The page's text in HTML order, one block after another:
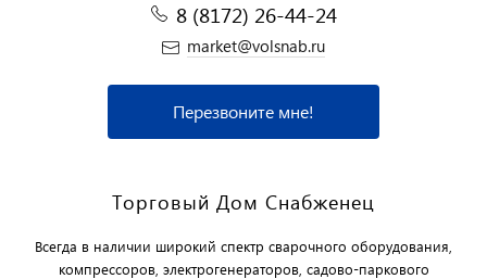
8 (8172) 26-44-24
market@volsnab.ru
Перезвоните мне!
Торговый Дом Снабженец
Всегда в наличии широкий спектр сварочного оборудования,
компрессоров, электрогенераторов, садово-паркового